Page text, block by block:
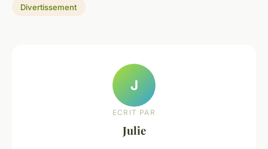
Divertissement
J
ECRIT PAR
Julie